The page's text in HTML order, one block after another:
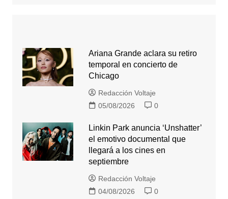
Ariana Grande aclara su retiro
temporal en concierto de
Chicago
Redacción Voltaje
05/08/2026
0
Linkin Park anuncia ‘Unshatter’
el emotivo documental que
llegará a los cines en
septiembre
Redacción Voltaje
04/08/2026
0